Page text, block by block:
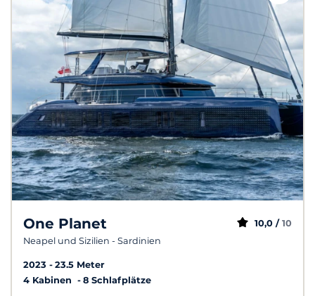
One Planet
Neapel und Sizilien - Sardinien
10,0 / 10
2023
23.5 Meter
4 Kabinen
8 Schlafplätze